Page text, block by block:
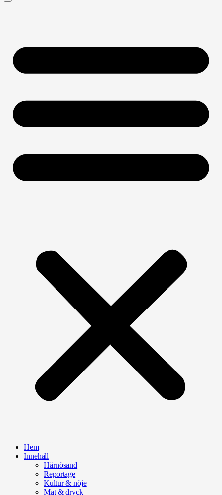
Hem
Innehåll
Härnösand
Reportage
Kultur & nöje
Mat & dryck